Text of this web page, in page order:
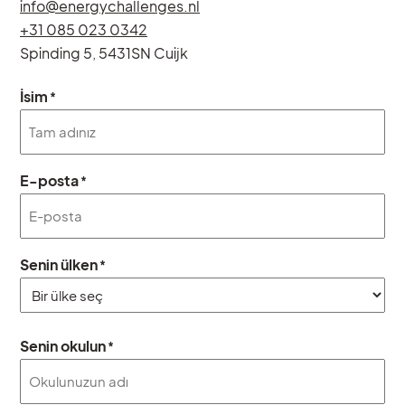
info@energychallenges.nl
+31 085 023 0342
Spinding 5, 5431SN Cuijk
İsim *
E-posta*
Senin ülken*
Senin okulun*